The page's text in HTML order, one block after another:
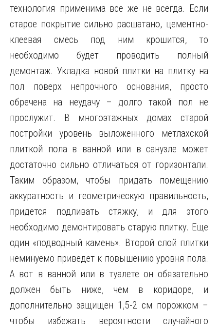
технология применима все же не всегда. Если
старое покрытие сильно расшатано, цементно-
клеевая смесь под ним крошится, то
необходимо будет проводить полный
демонтаж. Укладка новой плитки на плитку на
пол поверх непрочного основания, просто
обречена на неудачу – долго такой пол не
прослужит. В многоэтажных домах старой
постройки уровень выложенного метлахской
плиткой пола в ванной или в санузле может
достаточно сильно отличаться от горизонтали.
Таким образом, чтобы придать помещению
аккуратность и геометрическую правильность,
придется подливать стяжку, и для этого
необходимо демонтировать старую плитку. Еще
один «подводный камень». Второй слой плитки
неминуемо приведет к повышению уровня пола.
А вот в ванной или в туалете он обязательно
должен быть ниже, чем в коридоре, и
дополнительно защищен 1,5-2 см порожком –
чтобы избежать вероятности случайного